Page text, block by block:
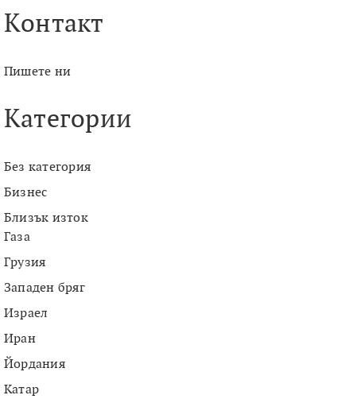
Контакт
Пишете ни
Категории
Без категория
Бизнес
Близък изток
Газа
Грузия
Западен бряг
Израел
Иран
Йордания
Катар